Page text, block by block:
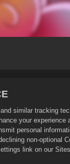
Politica sui
© 2026Zynga,
gestito da
similar tracking
your experience
personal
non-optional
link on our